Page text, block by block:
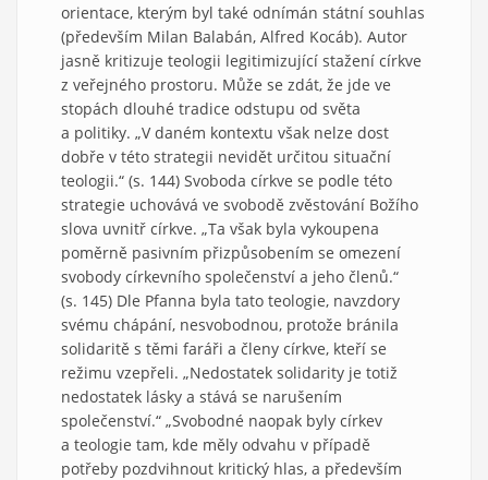
orientace, kterým byl také odnímán státní souhlas
(především Milan Balabán, Alfred Kocáb). Autor
jasně kritizuje teologii legitimizující stažení církve
z veřejného prostoru. Může se zdát, že jde ve
stopách dlouhé tradice odstupu od světa
a politiky. „V daném kontextu však nelze dost
dobře v této strategii nevidět určitou situační
teologii.“ (s. 144) Svoboda církve se podle této
strategie uchovává ve svobodě zvěstování Božího
slova uvnitř církve. „Ta však byla vykoupena
poměrně pasivním přizpůsobením se omezení
svobody církevního společenství a jeho členů.“
(s. 145) Dle Pfanna byla tato teologie, navzdory
svému chápání, nesvobodnou, protože bránila
solidaritě s těmi faráři a členy církve, kteří se
režimu vzepřeli. „Nedostatek solidarity je totiž
nedostatek lásky a stává se narušením
společenství.“ „Svobodné naopak byly církev
a teologie tam, kde měly odvahu v případě
potřeby pozdvihnout kritický hlas, a především